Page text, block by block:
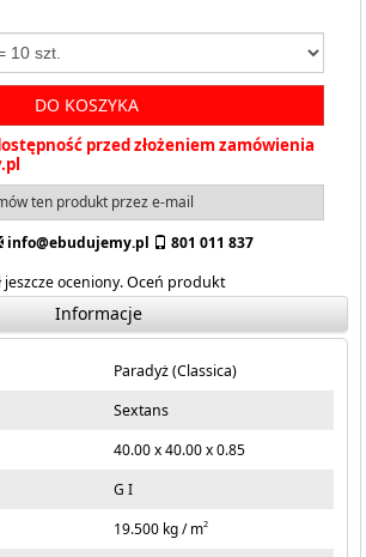
DO KOSZYKA
przed złożeniem zamówienia
ten produkt przez e-mail
info@ebudujemy.pl
801 011 837
jeszcze oceniony.Oceń produkt
Informacje
Paradyż (Classica)
Sextans
40.00 x 40.00 x 0.85
G I
19.500 kg / m2